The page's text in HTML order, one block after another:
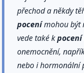
přechod a někdy
pocenímohou být
vede také kpocení
onemocnění,
nebo i hormonální